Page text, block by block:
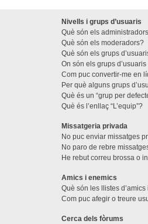
Nivells i grups d’usuaris
Què són els
Què són els moderadors?
Què són els grups
On són els grups
Com puc convertir-me en
Per què alguns grups
Què és un “grup per
Què és l’enllaç “L’equip”?
Missatgeria privada
No puc enviar missatges
No paro de rebre
He rebut correu brossa o
Amics i enemics
Què són les llistes
Com puc afegir o treure
Cerca dels fòrums